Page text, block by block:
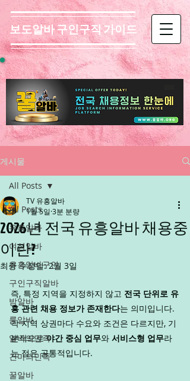
보도알바 구인구직 가이드
게시물
All Posts
유흥알바
여성알바
유흥알바구인
구인구직알바
밤알바
룸알바
알바의민족
건마의민족
꿀알바
All Posts
2026년 전국 유흥알바 채용중
이란?
TV 유흥알바
1월 5일 3분 분량
최종 수정일:2월 3일
즉, 특정 지역을 지정하지 않고 전국 단위로 유
흥 관련 채용 정보가 존재한다는 의미입니다.
각 지역 상권마다 수요와 조건은 다르지만, 기
본적으로 야간 중심 업무와 서비스형 업무라
는 점은 공통적입니다.